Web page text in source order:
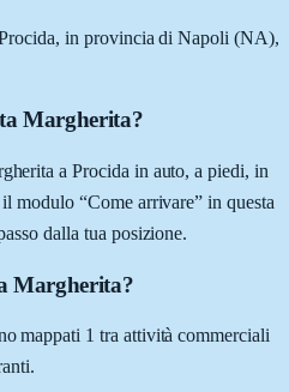
in provincia di Napoli (NA),
Margherita?
a Procida in auto, a piedi, in
modulo “Come arrivare” in questa
dalla tua posizione.
Margherita?
mappati 1 tra attività commerciali